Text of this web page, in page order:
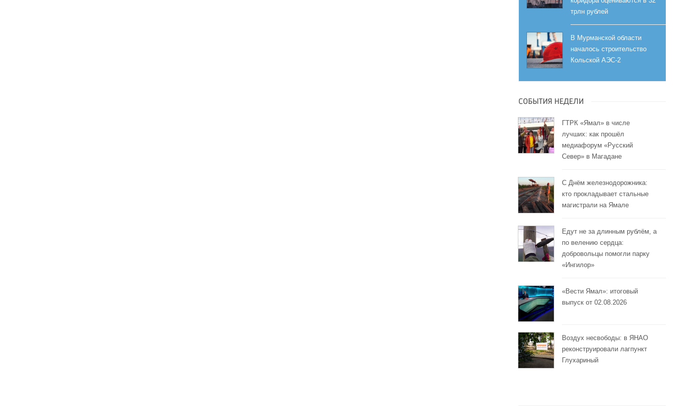
трлн рублей
В Мурманской области
началось строительство
Кольской АЭС-2
СОБЫТИЯ НЕДЕЛИ
ГТРК «Ямал» в числе
лучших: как прошёл
медиафорум «Русский
Север» в Магадане
С Днём железнодорожника:
кто прокладывает стальные
магистрали на Ямале
Едут не за длинным рублём, а
по велению сердца:
добровольцы помогли парку
«Ингилор»
«Вести Ямал»: итоговый
выпуск от 02.08.2026
Воздух несвободы: в ЯНАО
реконструировали лагпункт
Глухариный